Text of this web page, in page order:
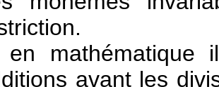
en mathématique
avant les